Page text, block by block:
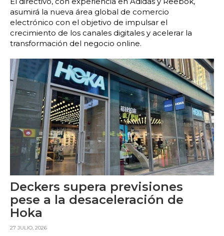
asumirá la nueva área global de comercio
electrónico con el objetivo de impulsar el
crecimiento de los canales digitales y acelerar la
transformación del negocio online.
Deckers supera previsiones
pese a la desaceleración de
Hoka
27 JULIO, 2026